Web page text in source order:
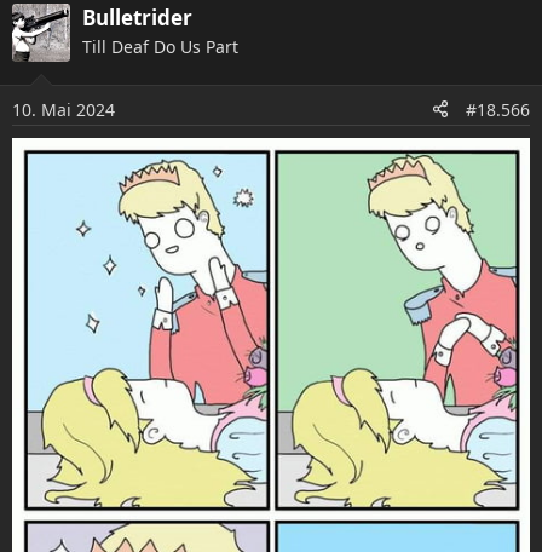
a
k
t
n
e
Bulletrider
Till Deaf Do Us Part
10. Mai 2024 #18.566